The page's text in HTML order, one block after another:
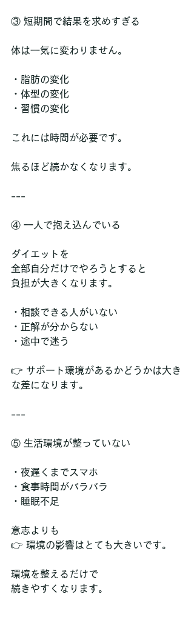
③ 短期間で結果を求めすぎる
体は一気に変わりません。
・脂肪の変化
・体型の変化
・習慣の変化
これには時間が必要です。
焦るほど続かなくなります。
---
④ 一人で抱え込んでいる
ダイエットを
全部自分だけでやろうとすると
負担が大きくなります。
・相談できる人がいない
・正解が分からない
・途中で迷う
👉 サポート環境があるかどうかは大き
な差になります。
---
⑤ 生活環境が整っていない
・夜遅くまでスマホ
・食事時間がバラバラ
・睡眠不足
意志よりも
👉 環境の影響はとても大きいです。
環境を整えるだけで
続きやすくなります。